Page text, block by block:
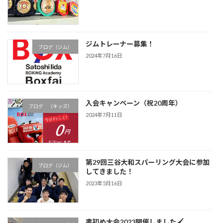
ブログ（ジム） ジムトレーナー募集！
2024年7月16日
ブログ （キッズ） 入会キャンペーン（祝20周年）
2024年7月11日
ブログ（ジム）
第29回三谷大和スパーリング大会に参加
してきました！
2023年5月16日